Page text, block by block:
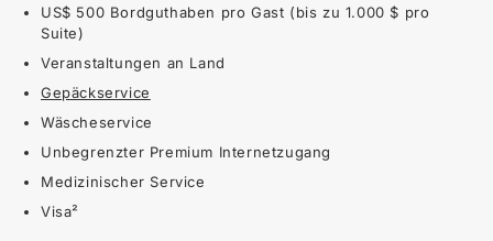
US$ 500 Bordguthaben pro Gast (bis zu 1.000 $ pro
Suite)
Veranstaltungen an Land
Gepäckservice
Wäscheservice
Unbegrenzter Premium Internetzugang
Medizinischer Service
Visa²